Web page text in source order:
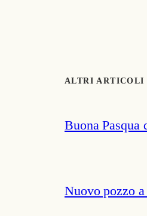
ALTRI ARTICOLI
Buona Pasqua
Nuovo pozzo